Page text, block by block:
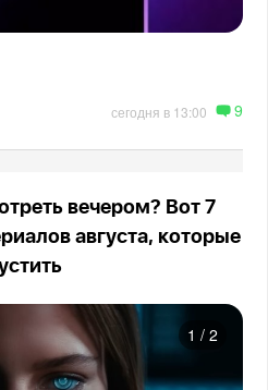
сегодня в 13:00 9
вечером? Вот 7
августа, которые
1 / 2